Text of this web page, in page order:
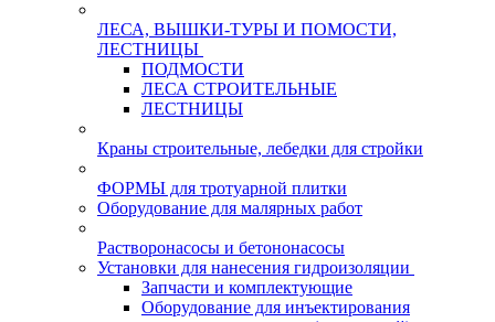
ЛЕСА, ВЫШКИ-ТУРЫ И ПОМОСТИ,
ЛЕСТНИЦЫ
ПОДМОСТИ
ЛЕСА СТРОИТЕЛЬНЫЕ
ЛЕСТНИЦЫ
Краны строительные, лебедки для стройки
ФОРМЫ для тротуарной плитки
Оборудование для малярных работ
Растворонасосы и бетононасосы
Установки для нанесения гидроизоляции
Запчасти и комплектующие
Оборудование для инъектирования